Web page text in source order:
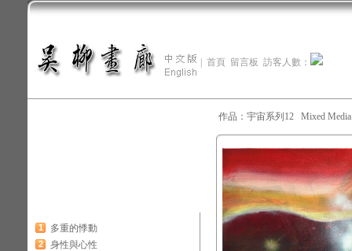
首頁 留言板 訪客人數：
1 多重的悸動
2 身性與心性
作品：宇宙系列12 Mixed